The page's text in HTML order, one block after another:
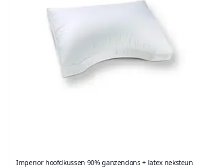
Imperior hoofdkussen 90% ganzendons + latex neksteun